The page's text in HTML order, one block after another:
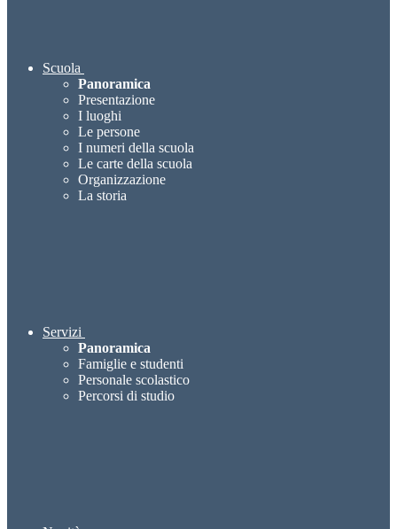
Scuola
Panoramica
Presentazione
I luoghi
Le persone
I numeri della scuola
Le carte della scuola
Organizzazione
La storia
Servizi
Panoramica
Famiglie e studenti
Personale scolastico
Percorsi di studio